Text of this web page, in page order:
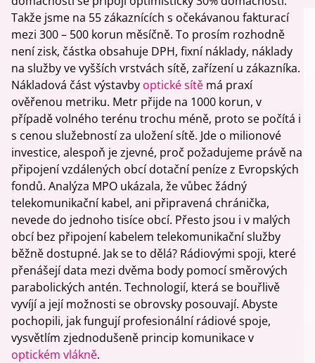
Takže jsme na 55 zákaznících s očekávanou fakturací
mezi 300 – 500 korun měsíčně. To prosím rozhodně
není zisk, částka obsahuje DPH, fixní náklady, náklady
na služby ve vyšších vrstvách sítě, zařízení u zákazníka.
Nákladová část výstavby optické sítě má praxí
ověřenou metriku. Metr přijde na 1000 korun, v
případě volného terénu trochu méně, proto se počítá i
s cenou služebností za uložení sítě. Jde o milionové
investice, alespoň je zjevné, proč požadujeme právě na
připojení vzdálených obcí dotační peníze z Evropských
fondů. Analýza MPO ukázala, že vůbec žádný
telekomunikační kabel, ani připravená chránička,
nevede do jednoho tisíce obcí. Přesto jsou i v malých
obcí bez připojení kabelem telekomunikační služby
běžně dostupné. Jak se to dělá? Rádiovými spoji, které
přenášejí data mezi dvěma body pomocí směrových
parabolických antén. Technologií, která se bouřlivě
vyvíjí a její možnosti se obrovsky posouvají. Abyste
pochopili, jak fungují profesionální rádiové spoje,
vysvětlím zjednodušeně princip komunikace v
optickém vlákně.